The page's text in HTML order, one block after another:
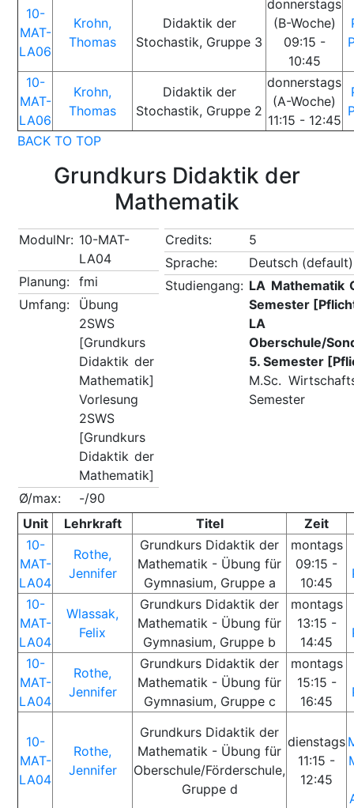
10-
MAT-
LA06
Krohn,
Thomas
Didaktik der
Stochastik, Gruppe 3
donnerstags
(B-Woche)
09:15 -
10:45
10-
MAT-
LA06
Krohn,
Thomas
Didaktik der
Stochastik, Gruppe 2
donnerstags
(A-Woche)
11:15 - 12:45
BACK TO TOP
Grundkurs Didaktik der
Mathematik
ModulNr: 10-MAT-
LA04
Planung:
fmi
Umfang:
Übung
2SWS
[Grundkurs
Didaktik der
Mathematik]
Vorlesung
2SWS
[Grundkurs
Didaktik der
Mathematik]
Ø/max:
-/90
Credits:
5
Sprache:
Deutsch (default)
Studiengang: LA Mathematik
Semester
LA
Oberschule/
5. Semester
M.Sc.
Semester
Unit Lehrkraft Titel
Zeit
10-
MAT-
LA04
Rothe,
Jennifer
Grundkurs Didaktik der
Mathematik - Übung für
Gymnasium, Gruppe a
montags
09:15 -
10:45
10-
MAT-
LA04
Wlassak,
Felix
Grundkurs Didaktik der
Mathematik - Übung für
Gymnasium, Gruppe b
montags
13:15 -
14:45
10-
MAT-
LA04
Rothe,
Jennifer
Grundkurs Didaktik der
Mathematik - Übung für
Gymnasium, Gruppe c
montags
15:15 -
16:45
10-
MAT-
LA04
Rothe,
Jennifer
Grundkurs Didaktik der
Mathematik - Übung für
Oberschule/Förderschule,
Gruppe d
dienstags
11:15 -
12:45